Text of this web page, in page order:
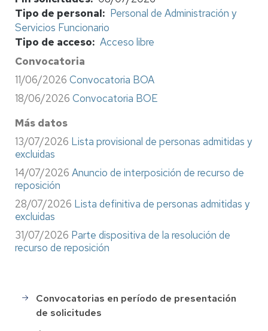
Tipo de personal
Personal de Administración y
Servicios Funcionario
Tipo de acceso
Acceso libre
Convocatoria
11/06/2026 Convocatoria BOA
18/06/2026 Convocatoria BOE
Más datos
13/07/2026 Lista provisional de personas admitidas y
excluidas
14/07/2026 Anuncio de interposición de recurso de
reposición
28/07/2026 Lista definitiva de personas admitidas y
excluidas
31/07/2026 Parte dispositiva de la resolución de
recurso de reposición
Selección
de
Convocatorias en período de presentación
de solicitudes